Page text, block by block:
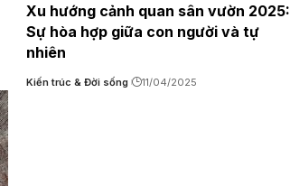
Xu hướng cảnh quan sân vườn 2025:
Sự hòa hợp giữa con người và tự
nhiên
Kiến trúc & Đời sống 11/04/2025